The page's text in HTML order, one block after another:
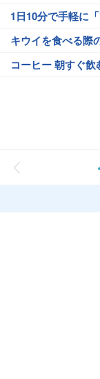
1日10分で手軽に
キウイを食べる際
コーヒー 朝すぐ